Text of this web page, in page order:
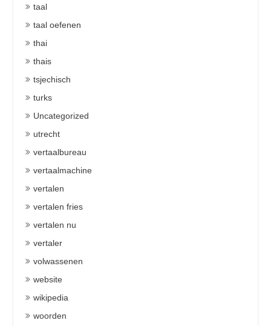
taal
taal oefenen
thai
thais
tsjechisch
turks
Uncategorized
utrecht
vertaalbureau
vertaalmachine
vertalen
vertalen fries
vertalen nu
vertaler
volwassenen
website
wikipedia
woorden